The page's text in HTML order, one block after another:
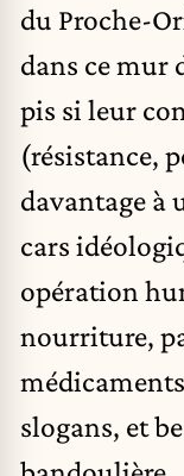
du Proche-
dans ce mur
pis si leur
(résistance,
davantage à
cars
opération
nourriture,
slogans, et